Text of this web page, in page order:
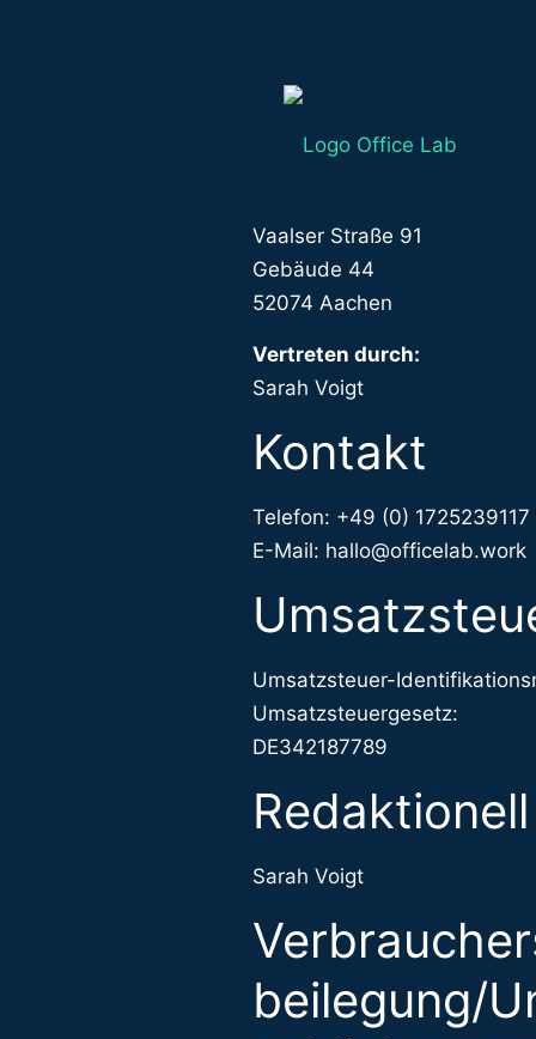
Vaalser Straße 91
Gebäude 44
52074 Aachen
Vertreten durch:
Sarah Voigt
Kontakt
Telefon: +49 (0) 1725239117
E-Mail: hallo@officelab.work
Umsatzsteuer-
Umsatzsteuergesetz:
DE342187789
Sarah Voigt
beilegung/